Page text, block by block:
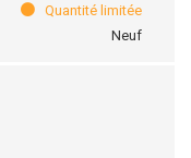
Quantité limitée
Neuf